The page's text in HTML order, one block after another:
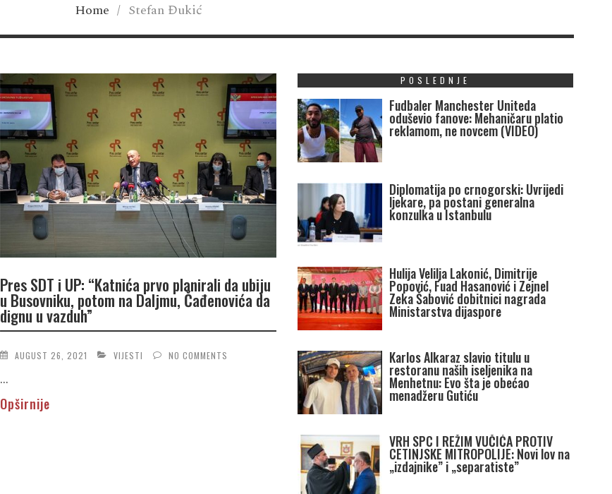
Home / Stefan Đukić
Pres SDT i UP: “Katnića prvo planirali da ubiju
u Busovniku, potom na Daljmu, Čađenovića da
dignu u vazduh”
AUGUST 26, 2021 VIJESTI NO COMMENTS
...
Opširnije
POSLEDNJE
Fudbaler Manchester Uniteda
oduševio fanove: Mehaničaru platio
reklamom, ne novcem (VIDEO)
Diplomatija po crnogorski: Uvrijedi
ljekare, pa postani generalna
konzulka u Istanbulu
Hulija Velilja Lakonić, Dimitrije
Popović, Fuad Hasanović i Zejnel
Zeka Šabović dobitnici nagrada
Ministarstva dijaspore
Karlos Alkaraz slavio titulu u
restoranu naših iseljenika na
Menhetnu: Evo šta je obećao
menadžeru Gutiću
VRH SPC I REŽIM VUČIĆA PROTIV
CETINJSKE MITROPOLIJE: Novi lov na
„izdajnike” i „separatiste”